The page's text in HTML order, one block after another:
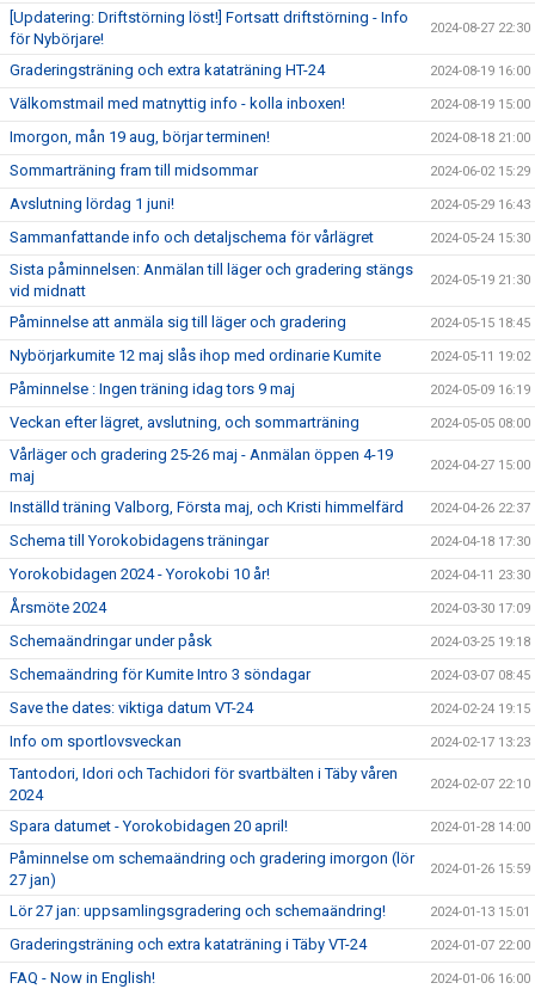
[Updatering: Driftstörning löst!] Fortsatt driftstörning - Info
för Nybörjare!
2024-08-27 22:30
Graderingsträning och extra kataträning HT-24 2024-08-19 16:00
Välkomstmail med matnyttig info - kolla inboxen! 2024-08-19 15:00
Imorgon, mån 19 aug, börjar terminen! 2024-08-18 21:00
Sommarträning fram till midsommar 2024-06-02 15:29
Avslutning lördag 1 juni! 2024-05-29 16:43
Sammanfattande info och detaljschema för vårlägret 2024-05-24 15:30
Sista påminnelsen: Anmälan till läger och gradering stängs
vid midnatt
2024-05-19 21:30
Påminnelse att anmäla sig till läger och gradering 2024-05-15 18:45
Nybörjarkumite 12 maj slås ihop med ordinarie Kumite 2024-05-11 19:02
Påminnelse : Ingen träning idag tors 9 maj 2024-05-09 16:19
Veckan efter lägret, avslutning, och sommarträning 2024-05-05 08:00
Vårläger och gradering 25-26 maj - Anmälan öppen 4-19
maj
2024-04-27 15:00
Inställd träning Valborg, Första maj, och Kristi himmelfärd 2024-04-26 22:37
Schema till Yorokobidagens träningar 2024-04-18 17:30
Yorokobidagen 2024 - Yorokobi 10 år! 2024-04-11 23:30
Årsmöte 2024 2024-03-30 17:09
Schemaändringar under påsk 2024-03-25 19:18
Schemaändring för Kumite Intro 3 söndagar 2024-03-07 08:45
Save the dates: viktiga datum VT-24 2024-02-24 19:15
Info om sportlovsveckan 2024-02-17 13:23
Tantodori, Idori och Tachidori för svartbälten i Täby våren
2024
2024-02-07 22:10
Spara datumet - Yorokobidagen 20 april! 2024-01-28 14:00
Påminnelse om schemaändring och gradering imorgon (lör
27 jan)
2024-01-26 15:59
Lör 27 jan: uppsamlingsgradering och schemaändring! 2024-01-13 15:01
Graderingsträning och extra kataträning i Täby VT-24 2024-01-07 22:00
FAQ - Now in English! 2024-01-06 16:00